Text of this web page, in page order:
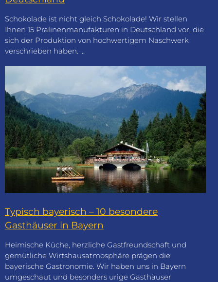
Schokolade ist nicht gleich Schokolade! Wir stellen
Ihnen 15 Pralinenmanufakturen in Deutschland vor, die
sich der Produktion von hochwertigem Naschwerk
verschrieben haben. …
Typisch bayerisch – 10 besondere
Gasthäuser in Bayern
Heimische Küche, herzliche Gastfreundschaft und
gemütliche Wirtshausatmosphäre prägen die
bayerische Gastronomie. Wir haben uns in Bayern
umgeschaut und besonders urige Gasthäuser